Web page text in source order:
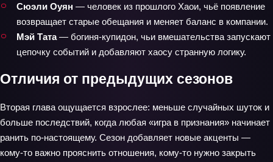
Сюэли Оуян — человек из прошлого Хаои, чьё появление
возвращает старые обещания и меняет баланс в компании.
Мэй Тата— богиня‑купидон, чьи вмешательства запускают
цепочку событий и добавляют хаосу странную логику.
Отличия от предыдущих сезонов
Вторая глава ощущается взрослее: меньше случайных шуток и
больше последствий, когда любая «игра в признания» начинает
ранить по‑настоящему. Сезон добавляет новые акценты —
кому‑то важно прояснить отношения, кому‑то нужно закрыть